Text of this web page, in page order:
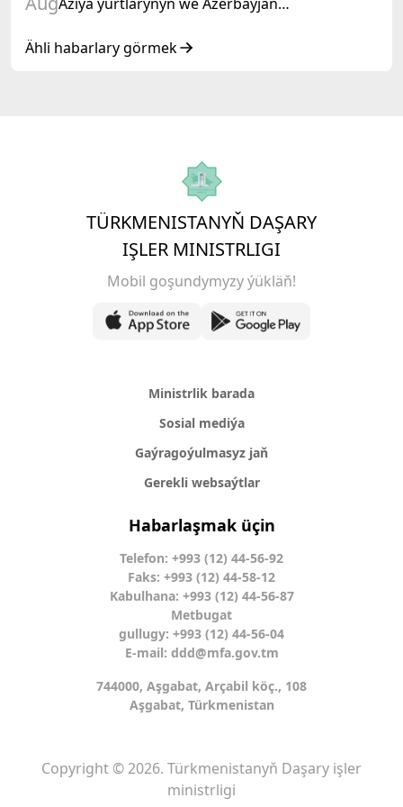
resmi däl konsultatiw duşuşygyna gatnaşdy
Ähli habarlary görmek
TÜRKMENISTANYŇ DAŞARY
IŞLER MINISTRLIGI
Mobil goşundymyzy ýükläň!
Ministrlik barada
Sosial mediýa
Gaýragoýulmasyz jaň
Gerekli websaýtlar
Habarlaşmak üçin
Telefon: +993 (12) 44-56-92
Faks: +993 (12) 44-58-12
Kabulhana: +993 (12) 44-56-87
Metbugat
gullugy: +993 (12) 44-56-04
E-mail: ddd@mfa.gov.tm
744000, Aşgabat, Arçabil köç., 108
Aşgabat, Türkmenistan
Copyright © 2026. Türkmenistanyň Daşary işler
ministrligi